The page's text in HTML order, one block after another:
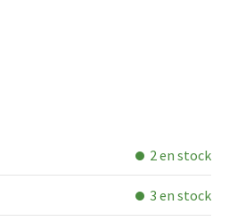
2 en stock
3 en stock